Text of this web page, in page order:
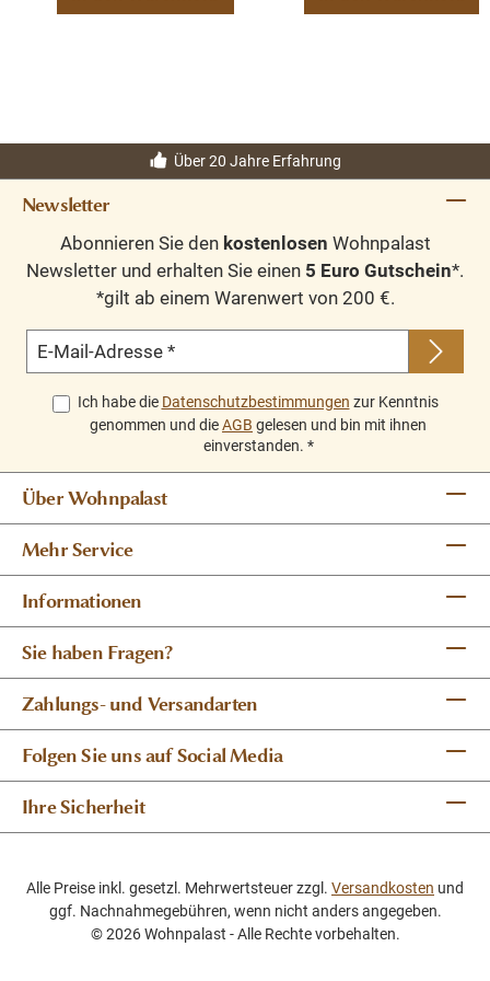
Über 20 Jahre Erfahrung
Newsletter
Abonnieren Sie den kostenlosen Wohnpalast
Newsletter und erhalten Sie einen 5 Euro Gutschein*.
*gilt ab einem Warenwert von 200 €.
E-Mail-Adresse *
Ich habe die Datenschutzbestimmungen zur Kenntnis
genommen und dieAGB gelesen und bin mit ihnen
einverstanden. *
Über Wohnpalast
Mehr Service
Informationen
Sie haben Fragen?
Zahlungs- und Versandarten
Folgen Sie uns auf Social Media
Ihre Sicherheit
Alle Preise inkl. gesetzl. Mehrwertsteuer zzgl. Versandkosten und
ggf. Nachnahmegebühren, wenn nicht anders angegeben.
© 2026 Wohnpalast - Alle Rechte vorbehalten.